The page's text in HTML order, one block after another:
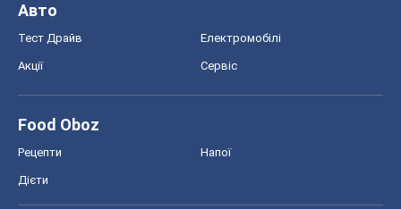
Авто
Тест Драйв Електромобілі
Акції Сервіс
Food Oboz
Рецепти Напої
Дієти